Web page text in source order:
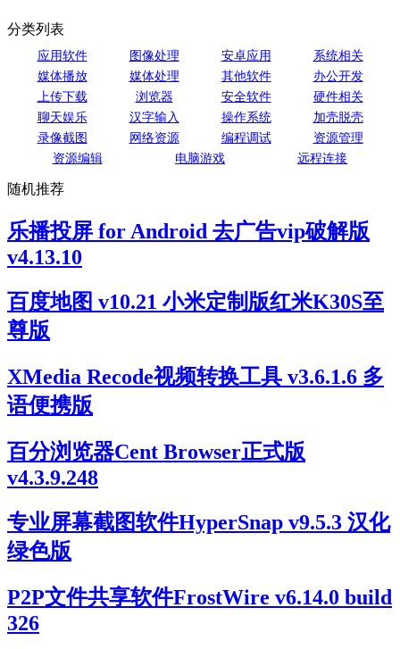
分类列表
应用软件 图像处理 安卓应用
系统相关
媒体播放
媒体处理 其他软件
办公开发
上传下载
浏览器 安全软件
硬件相关
聊天娱乐
汉字输入 操作系统
加壳脱壳
录像截图
网络资源 编程调试
资源管理
资源编辑
电脑游戏 远程连接
随机推荐
乐播投屏 for Android 去广告vip破解版
v4.13.10
百度地图 v10.21 小米定制版红米K30S至
尊版
XMedia Recode视频转换工具 v3.6.1.6 多
语便携版
百分浏览器Cent Browser正式版
v4.3.9.248
专业屏幕截图软件HyperSnap v9.5.3 汉化
绿色版
P2P文件共享软件FrostWire v6.14.0 build
326